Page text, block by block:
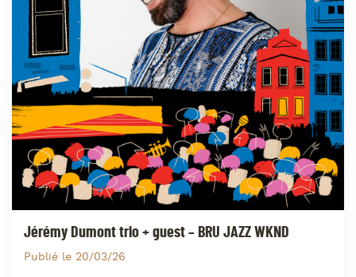
Jérémy Dumont trio + guest – BRU JAZZ WKND
Publié le 20/03/26